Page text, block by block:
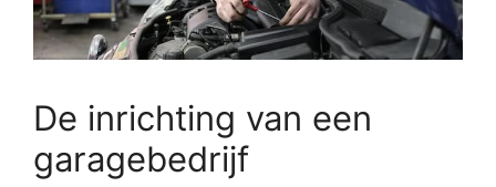
De inrichting van een
garagebedrijf